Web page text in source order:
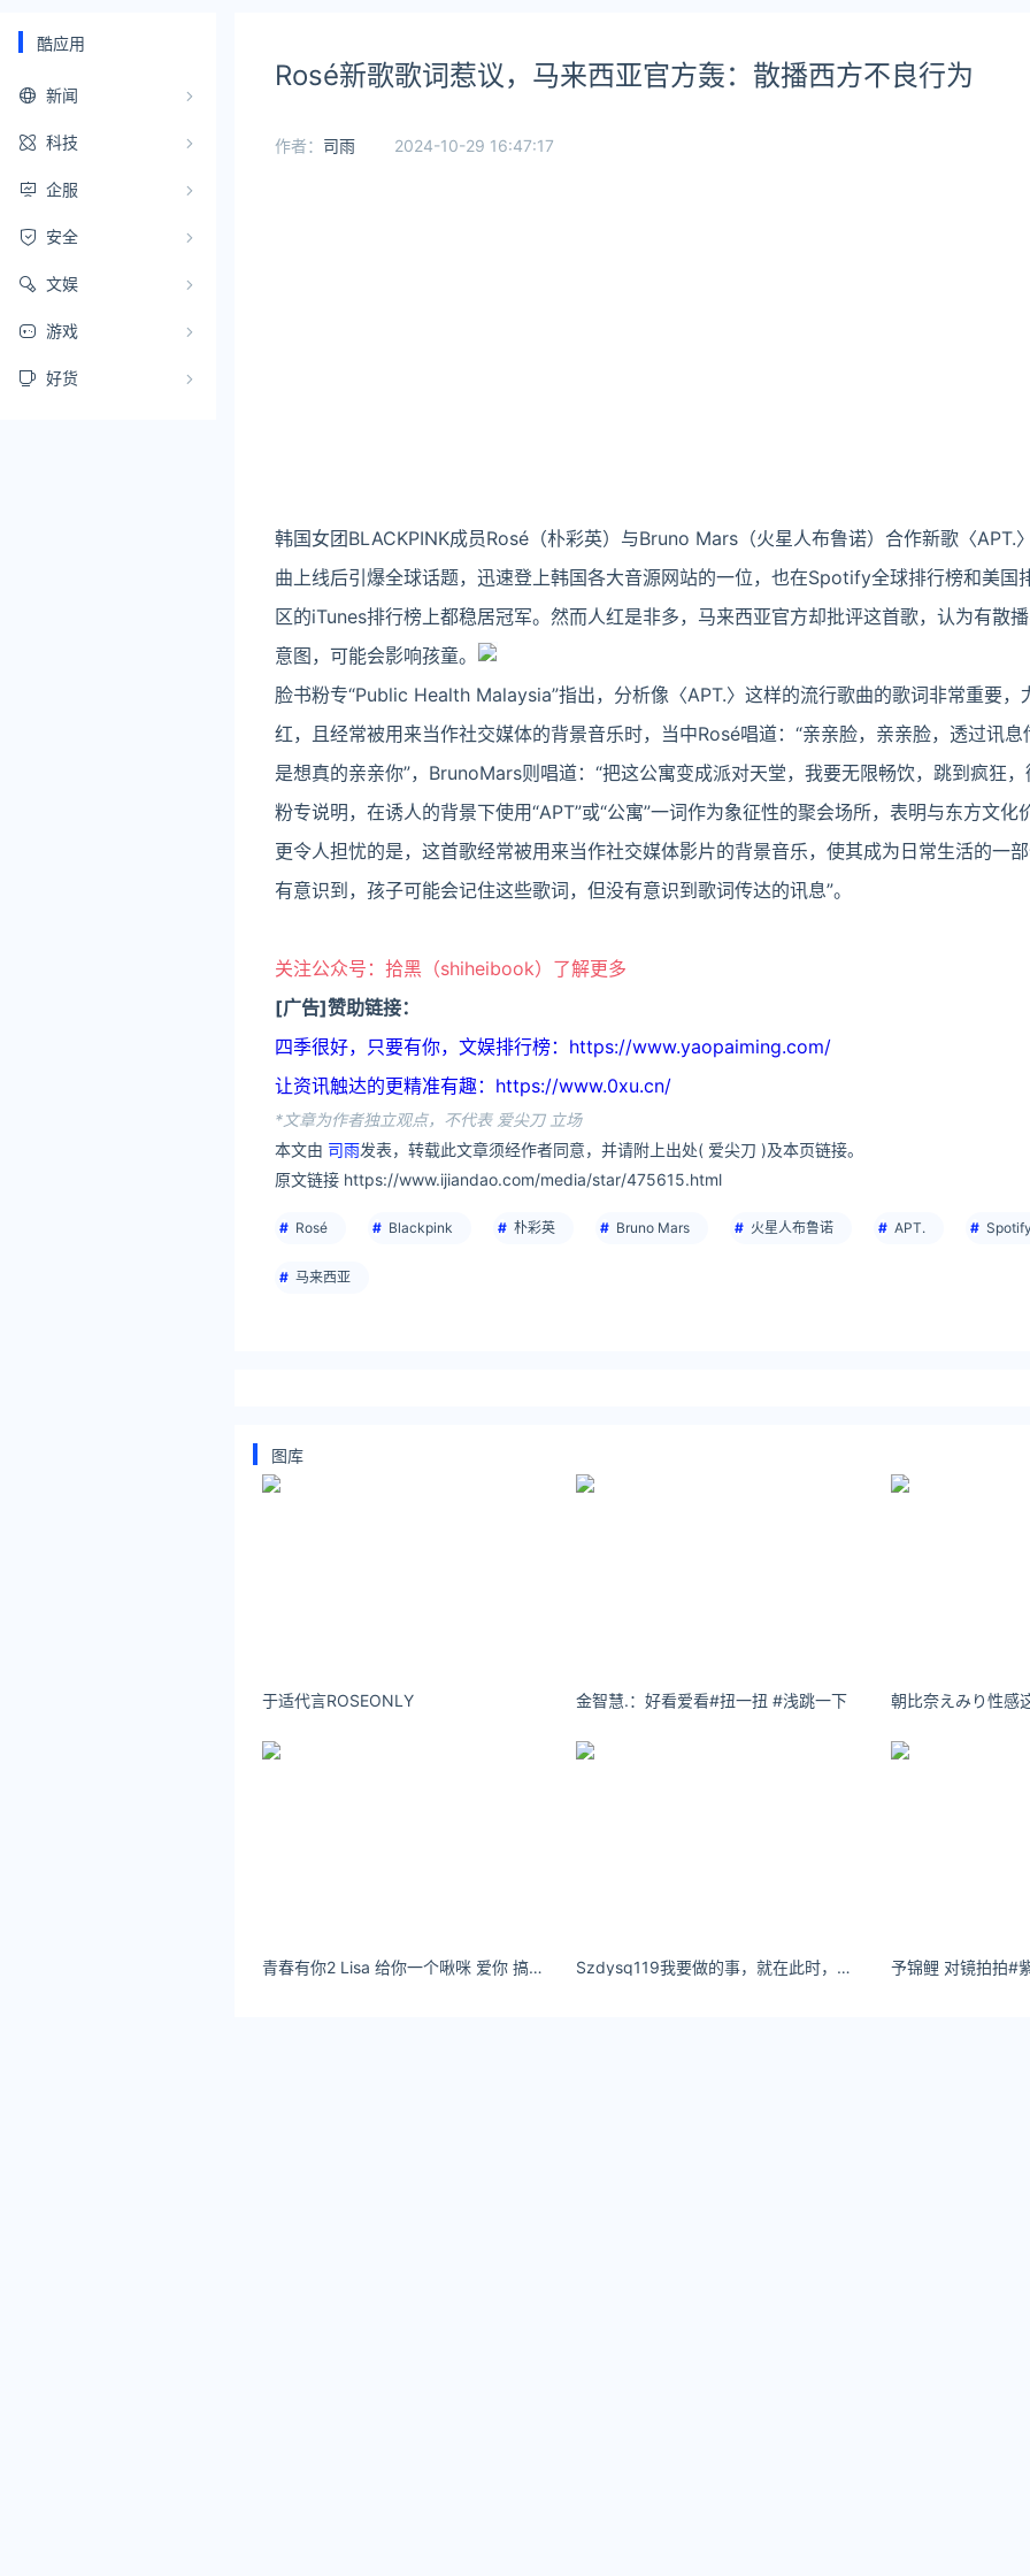
酷应用
新闻
科技
企服
安全
文娱
游戏
好货
Rosé新歌歌词惹议，马来西亚官方轰：散播西方不良行为
作者： 司雨 2024-10-29 16:47:17
韩国女团BLACKPINK成员Rosé（朴彩英）与Bruno Mars（火星人布鲁诺）合作新歌〈APT.
曲上线后引爆全球话题，迅速登上韩国各大音源网站的一位，也在Spotify全球排行榜和美国
区的iTunes排行榜上都稳居冠军。然而人红是非多，马来西亚官方却批评这首歌，认为有散
意图，可能会影响孩童。
脸书粉专“Public Health Malaysia”指出，分析像〈APT.〉这样的流行歌曲的歌词非常重要，
红，且经常被用来当作社交媒体的背景音乐时，当中Rosé唱道：“亲亲脸，亲亲脸，透过讯
是想真的亲亲你”，BrunoMars则唱道：“把这公寓变成派对天堂，我要无限畅饮，跳到疯狂
粉专说明，在诱人的背景下使用“APT”或“公寓”一词作为象征性的聚会场所，表明与东方文化
更令人担忧的是，这首歌经常被用来当作社交媒体影片的背景音乐，使其成为日常生活的一
有意识到，孩子可能会记住这些歌词，但没有意识到歌词传达的讯息”。
关注公众号：拾黑（shiheibook）了解更多
[广告]赞助链接：
四季很好，只要有你，文娱排行榜：https://www.yaopaiming.com/
让资讯触达的更精准有趣：https://www.0xu.cn/
*文章为作者独立观点，不代表 爱尖刀 立场
本文由 司雨发表，转载此文章须经作者同意，并请附上出处( 爱尖刀 )及本页链接。
原文链接 https://www.ijiandao.com/media/star/475615.html
Rosé Blackpink 朴彩英 Bruno Mars 火星人布鲁诺 APT.
马来西亚
图库
于适代言ROSEONLY 金智慧.：好看爱看#扭一扭 #浅跳一下
青春有你2 Lisa 给你一个啾咪 爱你 搞怪 逗SOOGIF Szdysq119我要做的事，就在此时，就在此刻，就在此地，就在此生